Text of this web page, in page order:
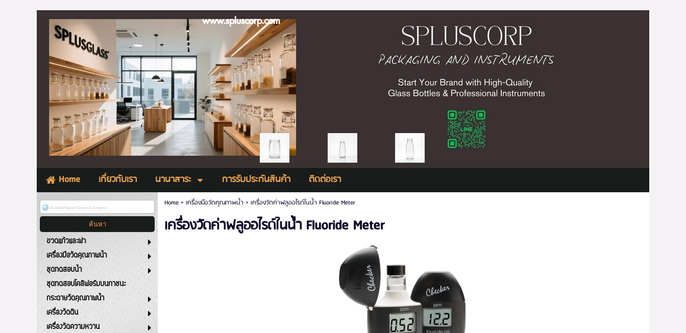
www.spluscorp.com
Home เกี่ยวกับเรา นานาสาระ การรับประกันสินค้า ติดต่อเรา
ขวดแก้วและฝา
เครื่องมือวัดคุณภาพน้ำ
ชุดทดสอบน้ำ
ชุดทดสอบโคลิฟอร์มบนภาชนะ
กระดาษวัดคุณภาพน้ำ
เครื่องวัดดิน
เครื่องวัดความหวาน
Home> เครื่องมือวัดคุณภาพน้ำ > เครื่องวัดค่าฟลูออไรด์ในน้ำ Fluoride Meter
เครื่องวัดค่าฟลูออไรด์ในน้ำ Fluoride Meter